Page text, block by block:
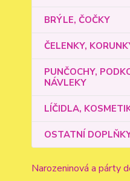
BRÝLE, ČOČKY
ČELENKY,
PUNČOCHY,
NÁVLEKY
LÍČIDLA,
OSTATNÍ
Narozeninová a párty